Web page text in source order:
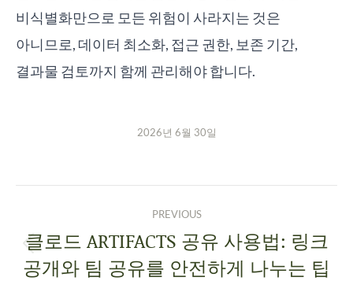
비식별화만으로 모든 위험이 사라지는 것은
아니므로, 데이터 최소화, 접근 권한, 보존 기간,
결과물 검토까지 함께 관리해야 합니다.
2026년 6월 30일
PREVIOUS
클로드 ARTIFACTS 공유 사용법: 링크
공개와 팀 공유를 안전하게 나누는 팁